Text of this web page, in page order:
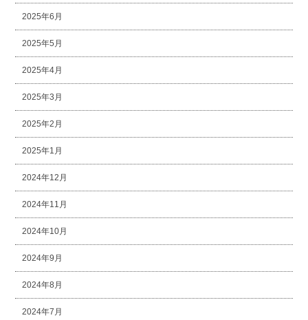
2025年6月
2025年5月
2025年4月
2025年3月
2025年2月
2025年1月
2024年12月
2024年11月
2024年10月
2024年9月
2024年8月
2024年7月